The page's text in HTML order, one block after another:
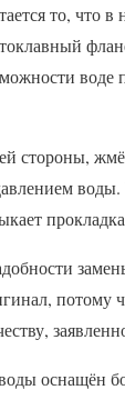
то, что в
воде
стороны,
потому
оснащён